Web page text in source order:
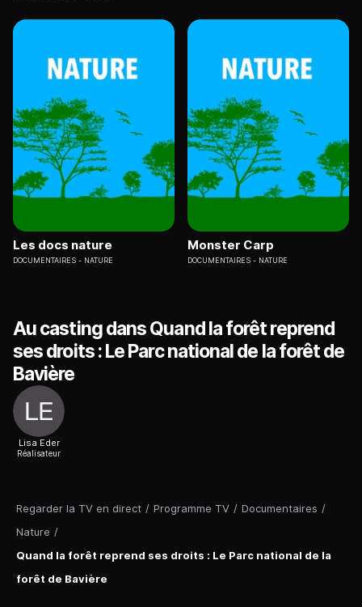
Regarder la TV en direct / Programme TV / Documentaires /
Nature /
Quand la forêt reprend ses droits : Le Parc national de la
forêt de Bavière
Les docs nature
DOCUMENTAIRES NATURE
Monster Carp
DOCUMENTAIRES NATURE
Au casting dans Quand la forêt reprend
ses droits : Le Parc national de la forêt de
Bavière
Lisa Eder
Réalisateur